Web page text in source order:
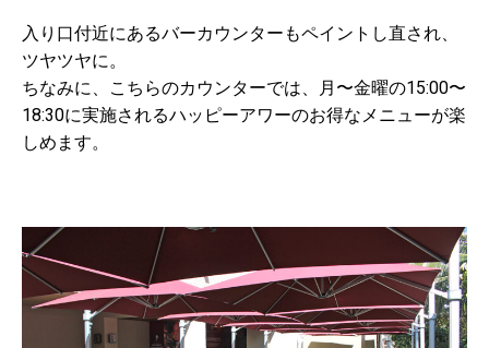
入り口付近にあるバーカウンターもペイントし直され、
ツヤツヤに。
ちなみに、こちらのカウンターでは、月〜金曜の15:00〜
18:30に実施されるハッピーアワーのお得なメニューが楽
しめます。